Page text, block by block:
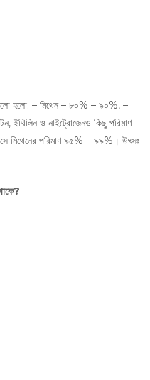
হলাে: – মিথেন – ৮০% – ৯০%, –
ইথিলিন ও নাইট্রোজেনও কিছু পরিমাণ
মিথেনের পরিমাণ ৯৫% – ৯৯%। উৎসঃ